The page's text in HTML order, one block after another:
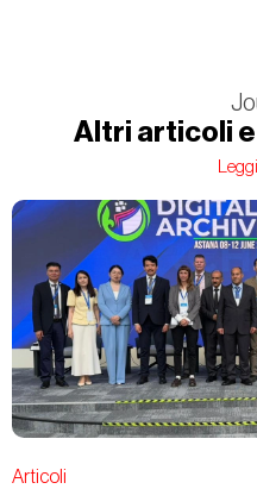
Altri articoli
Articoli